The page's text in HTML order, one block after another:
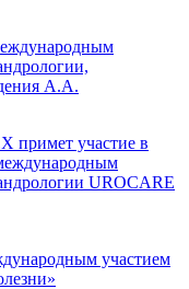
А.А.
примет участие в
UROCARE
участием